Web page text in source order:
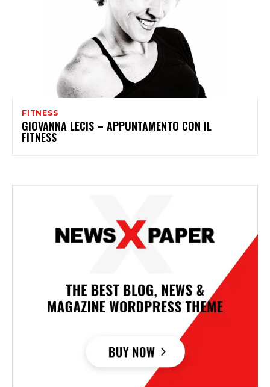
FITNESS
GIOVANNA LECIS – APPUNTAMENTO CON IL
FITNESS